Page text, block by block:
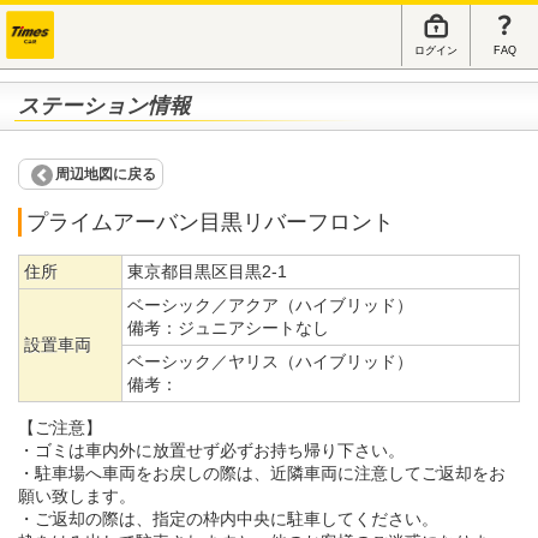
ログイン FAQ
ステーション情報
周辺地図に戻る
プライムアーバン目黒リバーフロント
住所 東京都目黒区目黒2-1
設置車両
ベーシック／アクア（ハイブリッド）
備考： ジュニアシートなし
ベーシック／ヤリス（ハイブリッド）
備考：
【ご注意】
・ゴミは車内外に放置せず必ずお持ち帰り下さい。
・駐車場へ車両をお戻しの際は、近隣車両に注意してご返却をお
願い致します。
・ご返却の際は、指定の枠内中央に駐車してください。